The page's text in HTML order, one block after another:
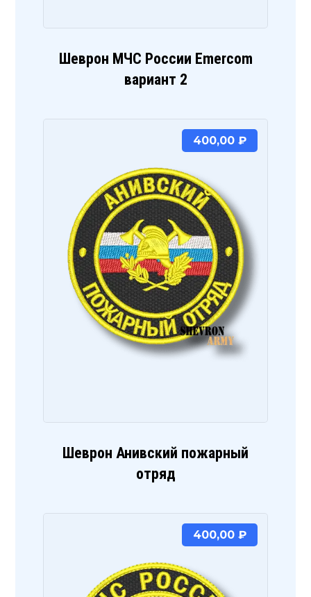
Шеврон МЧС России Emercom
вариант 2
Шеврон Анивский пожарный
отряд
400,00 ₽
400,00 ₽